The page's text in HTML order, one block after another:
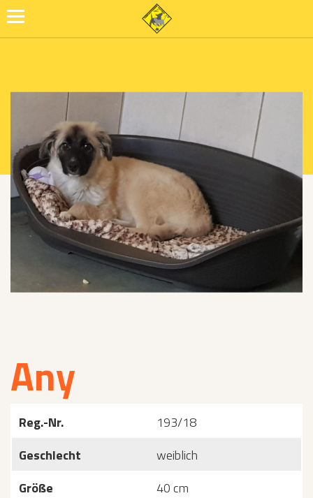
Any
Reg.-Nr.
193/18
Geschlecht
weiblich
Größe
40 cm